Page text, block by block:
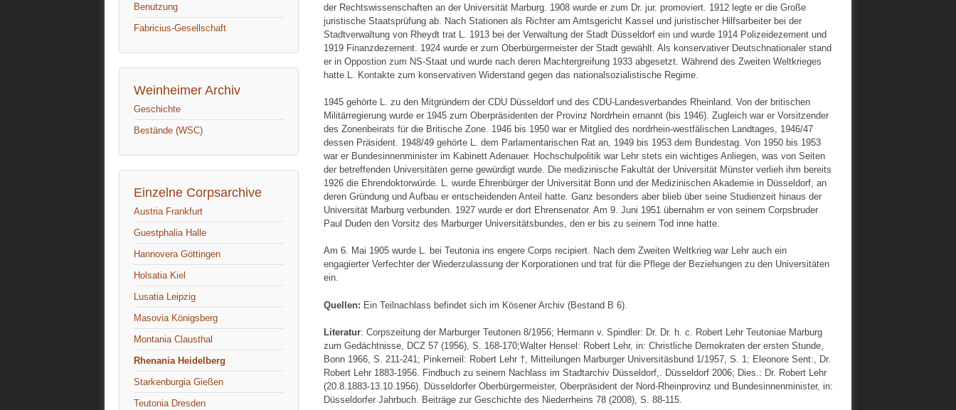
Benutzung
Fabricius-Gesellschaft
Weinheimer Archiv
Geschichte
Bestände (WSC)
Einzelne Corpsarchive
Austria Frankfurt
Guestphalia Halle
Hannovera Göttingen
Holsatia Kiel
Lusatia Leipzig
Masovia Königsberg
Montania Clausthal
Rhenania Heidelberg
Starkenburgia Gießen
Teutonia Dresden
der Rechtswissenschaften an der Universität Marburg. 1908 wurde er zum Dr. jur. promoviert. 1912 legte er die Große
juristische Staatsprüfung ab. Nach Stationen als Richter am Amtsgericht Kassel und juristischer Hilfsarbeiter bei der
Stadtverwaltung von Rheydt trat L. 1913 bei der Verwaltung der Stadt Düsseldorf ein und wurde 1914 Polizeidezernent und
1919 Finanzdezernent. 1924 wurde er zum Oberbürgermeister der Stadt gewählt. Als konservativer Deutschnationaler stand
er in Oppostion zum NS-Staat und wurde nach deren Machtergreifung 1933 abgesetzt. Während des Zweiten Weltkrieges
hatte L. Kontakte zum konservativen Widerstand gegen das nationalsozialistische Regime.
1945 gehörte L. zu den Mitgründern der CDU Düsseldorf und des CDU-Landesverbandes Rheinland. Von der britischen
Militärregierung wurde er 1945 zum Oberpräsidenten der Provinz Nordrhein ernannt (bis 1946). Zugleich war er Vorsitzender
des Zonenbeirats für die Britische Zone. 1946 bis 1950 war er Mitglied des nordrhein-westfälischen Landtages, 1946/47
dessen Präsident. 1948/49 gehörte L. dem Parlamentarischen Rat an, 1949 bis 1953 dem Bundestag. Von 1950 bis 1953
war er Bundesinnenminister im Kabinett Adenauer. Hochschulpolitik war Lehr stets ein wichtiges Anliegen, was von Seiten
der betreffenden Universitäten gerne gewürdigt wurde. Die medizinische Fakultät der Universität Münster verlieh ihm bereits
1926 die Ehrendoktorwürde. L. wurde Ehrenbürger der Universität Bonn und der Medizinischen Akademie in Düsseldorf, an
deren Gründung und Aufbau er entscheidenden Anteil hatte. Ganz besonders aber blieb über seine Studienzeit hinaus der
Universität Marburg verbunden. 1927 wurde er dort Ehrensenator. Am 9. Juni 1951 übernahm er von seinem Corpsbruder
Paul Duden den Vorsitz des Marburger Universitätsbundes, den er bis zu seinem Tod inne hatte.
Am 6. Mai 1905 wurde L. bei Teutonia ins engere Corps recipiert. Nach dem Zweiten Weltkrieg war Lehr auch ein
engagierter Verfechter der Wiederzulassung der Korporationen und trat für die Pflege der Beziehungen zu den Universitäten
ein.
Quellen: Ein Teilnachlass befindet sich im Kösener Archiv (Bestand B 6).
Literatur: Corpszeitung der Marburger Teutonen 8/1956; Hermann v. Spindler: Dr. Dr. h. c. Robert Lehr Teutoniae Marburg
zum Gedächtnisse, DCZ 57 (1956), S. 168-170;Walter Hensel: Robert Lehr, in: Christliche Demokraten der ersten Stunde,
Bonn 1966, S. 211-241; Pinkerneil: Robert Lehr †, Mitteilungen Marburger Universitäsbund 1/1957, S. 1; Eleonore Sent:, Dr.
Robert Lehr 1883-1956. Findbuch zu seinem Nachlass im Stadtarchiv Düsseldorf,. Düsseldorf 2006; Dies.: Dr. Robert Lehr
(20.8.1883-13.10.1956). Düsseldorfer Oberbürgermeister, Oberpräsident der Nord-Rheinprovinz und Bundesinnenminister, in:
Düsseldorfer Jahrbuch. Beiträge zur Geschichte des Niederrheins 78 (2008), S. 88-115.